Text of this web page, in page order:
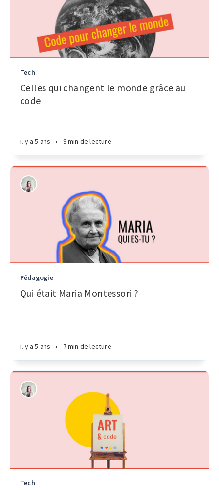
Tech
Celles qui changent le monde grâce au
code
il y a 5 ans • 9 min de lecture
Pédagogie
Qui était Maria Montessori ?
il y a 5 ans • 7 min de lecture
Tech